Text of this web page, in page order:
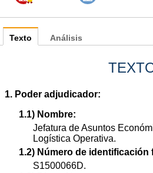
Texto
1. Poder adjudicador:
1.1) Nombre:
Jefatura de Asuntos
Logística Operativa.
1.2) Número de identificación
S1500066D.
Análisis